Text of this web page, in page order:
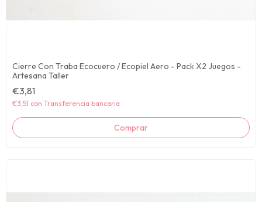
Cierre Con Traba Ecocuero / Ecopiel Aero - Pack X2 Juegos -
Artesana Taller
€3,81
€3,51 con Transferencia bancaria